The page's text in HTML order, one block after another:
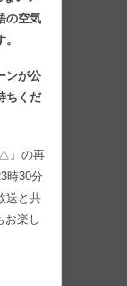
の空気
ンが公
ちくだ
』の再
時30分
送と共
お楽し